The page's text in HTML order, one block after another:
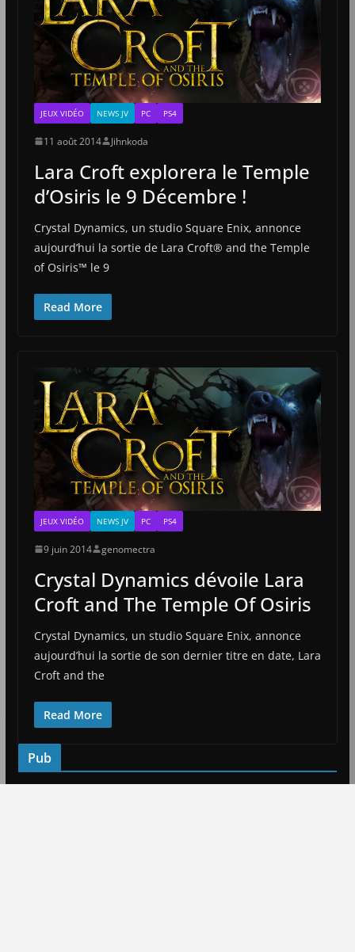
JEUX VIDÉO NEWS JV PC PS4
11 août 2014 Jihnkoda
Lara Croft explorera le Temple
d’Osiris le 9 Décembre !
Crystal Dynamics, un studio Square Enix, annonce
aujourd’hui la sortie de Lara Croft® and the Temple
of Osiris™ le 9
Read More
JEUX VIDÉO NEWS JV PC PS4
9 juin 2014 genomectra
Crystal Dynamics dévoile Lara
Croft and The Temple Of Osiris
Crystal Dynamics, un studio Square Enix, annonce
aujourd’hui la sortie de son dernier titre en date, Lara
Croft and the
Read More
Pub